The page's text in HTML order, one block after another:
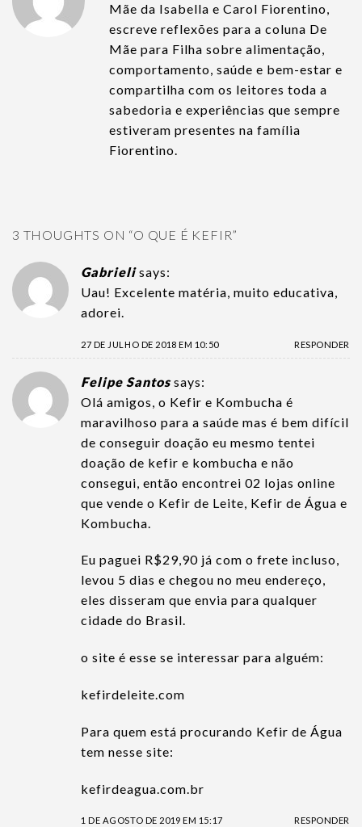
Mãe da Isabella e Carol Fiorentino,
escreve reflexões para a coluna De
Mãe para Filha sobre alimentação,
comportamento, saúde e bem-estar e
compartilha com os leitores toda a
sabedoria e experiências que sempre
estiveram presentes na família
Fiorentino.
3 THOUGHTS ON “O QUE É KEFIR”
Gabrieli says:
Uau! Excelente matéria, muito educativa,
adorei.
27 DE JULHO DE 2018 EM 10:50 RESPONDER
Felipe Santos says:
Olá amigos, o Kefir e Kombucha é
maravilhoso para a saúde mas é bem difícil
de conseguir doação eu mesmo tentei
doação de kefir e kombucha e não
consegui, então encontrei 02 lojas online
que vende o Kefir de Leite, Kefir de Água e
Kombucha.
Eu paguei R$29,90 já com o frete incluso,
levou 5 dias e chegou no meu endereço,
eles disseram que envia para qualquer
cidade do Brasil.
o site é esse se interessar para alguém:
kefirdeleite.com
Para quem está procurando Kefir de Água
tem nesse site:
kefirdeagua.com.br
1 DE AGOSTO DE 2019 EM 15:17 RESPONDER